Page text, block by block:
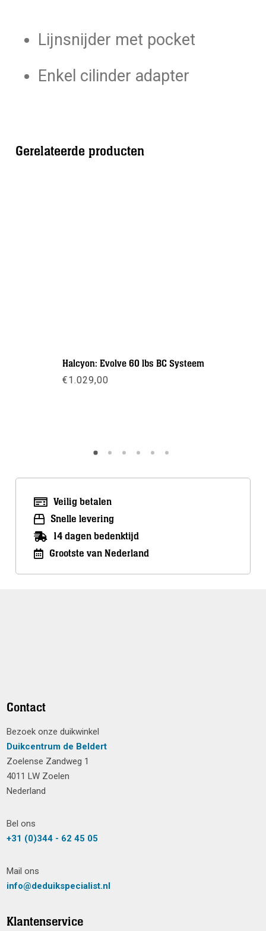
Lijnsnijder met pocket
Enkel cilinder adapter
Gerelateerde producten
Halcyon: Evolve 60 lbs BC Systeem
€1.029,00
Veilig betalen
Snelle levering
14 dagen bedenktijd
Grootste van Nederland
Contact
Bezoek onze duikwinkel
Duikcentrum de Beldert
Zoelense Zandweg 1
4011 LW Zoelen
Nederland
Bel ons
+31 (0)344 - 62 45 05
Mail ons
info@deduikspecialist.nl
Klantenservice